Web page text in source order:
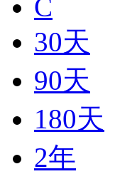
C
30天
90天
180天
2年